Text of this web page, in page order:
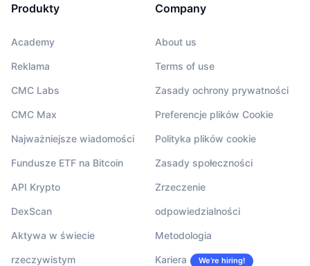
Produkty
Academy
Reklama
CMC Labs
CMC Max
Najważniejsze wiadomości
Fundusze ETF na Bitcoin
API Krypto
DexScan
Aktywa w świecie
rzeczywistym
Company
About us
Terms of use
Zasady ochrony prywatności
Preferencje plików Cookie
Polityka plików cookie
Zasady społeczności
Zrzeczenie
odpowiedzialności
Metodologia
Kariera We’re hiring!